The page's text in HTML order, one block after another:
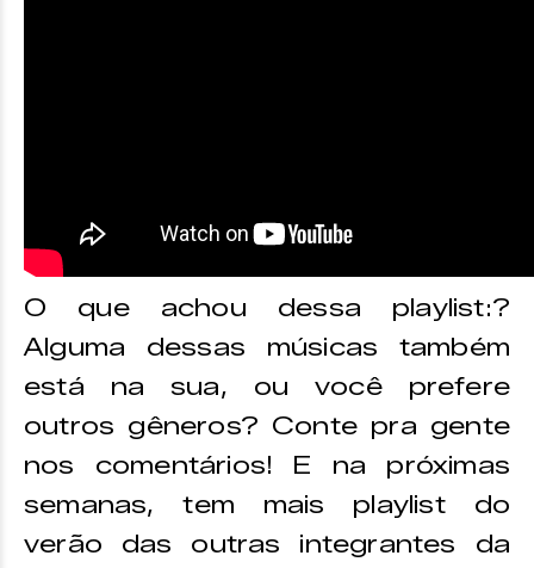
O que achou dessa playlist:?
Alguma dessas músicas também
está na sua, ou você prefere
outros gêneros? Conte pra gente
nos comentários! E na próximas
semanas, tem mais playlist do
verão das outras integrantes da